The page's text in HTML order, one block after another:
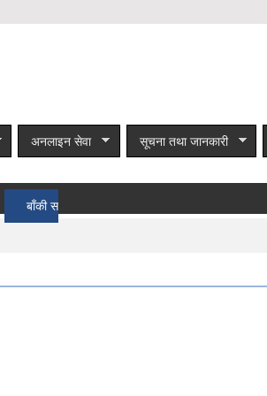
अनलाइन सेवा सूचना तथा जानकारी
समाचार